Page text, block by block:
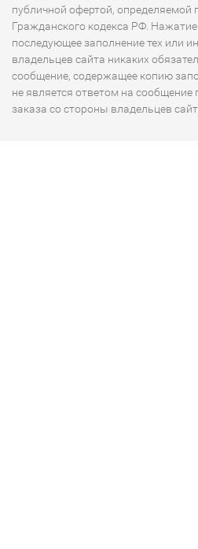
публичной офертой,
Гражданского кодекса РФ. Нажатие
последующее заполнение тех или
владельцев сайта никаких
сообщение, содержащее копию
не является ответом на
заказа со стороны владельцев